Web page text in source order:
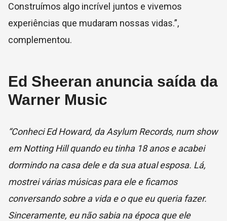
Construímos algo incrível juntos e vivemos
experiências que mudaram nossas vidas.”,
complementou.
Ed Sheeran anuncia saída da
Warner Music
“Conheci Ed Howard, da Asylum Records, num show
em Notting Hill quando eu tinha 18 anos e acabei
dormindo na casa dele e da sua atual esposa. Lá,
mostrei várias músicas para ele e ficamos
conversando sobre a vida e o que eu queria fazer.
Sinceramente, eu não sabia na época que ele